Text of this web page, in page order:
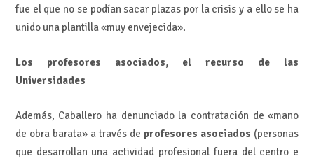
fue el que no se podían sacar plazas por la crisis y a ello se ha
unido una plantilla «muy envejecida».
Los profesores asociados, el recurso de las
Universidades
Además, Caballero ha denunciado la contratación de «mano
de obra barata» a través de profesores asociados (personas
que desarrollan una actividad profesional fuera del centro e